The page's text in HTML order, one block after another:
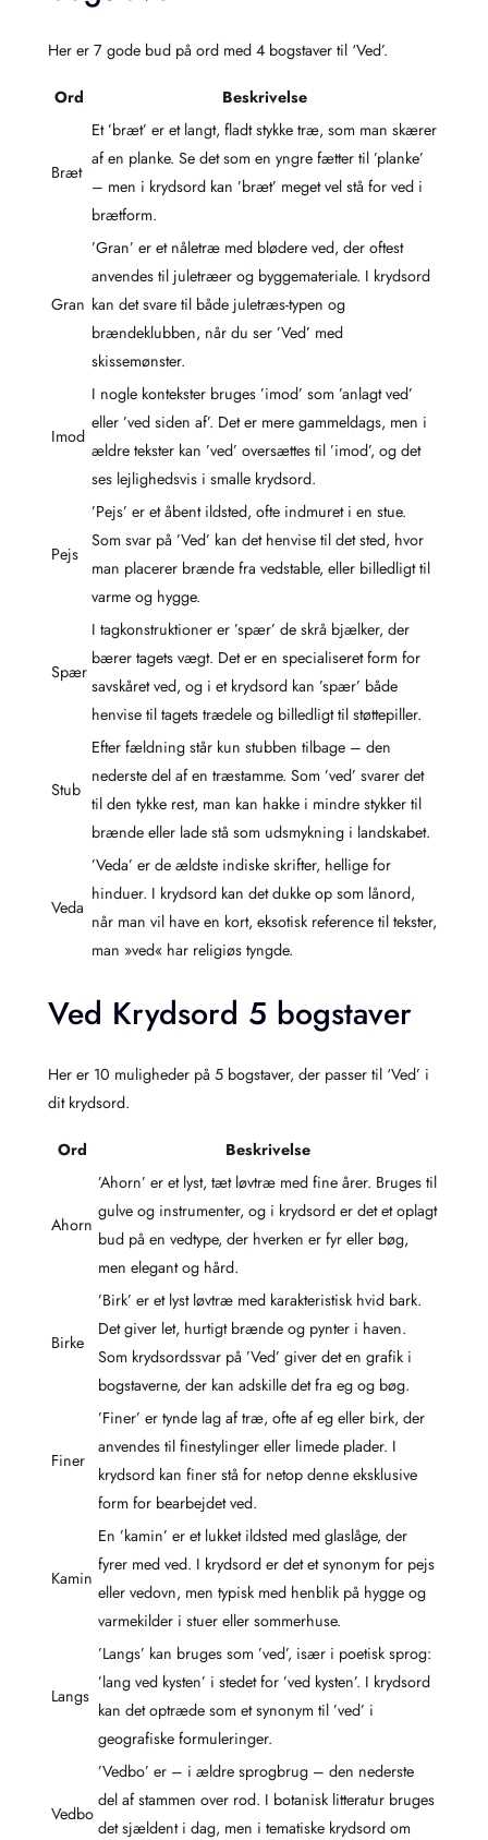
Her er 7 gode bud på ord med 4 bogstaver til ‘Ved’.
Ord Beskrivelse
Bræt
Et ’bræt’ er et langt, fladt stykke træ, som man skærer
af en planke. Se det som en yngre fætter til ’planke’
– men i krydsord kan ’bræt’ meget vel stå for ved i
brætform.
Gran
’Gran’ er et nåletræ med blødere ved, der oftest
anvendes til juletræer og byggemateriale. I krydsord
kan det svare til både juletræs-typen og
brændeklubben, når du ser ’Ved’ med
skissemønster.
Imod
I nogle kontekster bruges ’imod’ som ’anlagt ved’
eller ’ved siden af’. Det er mere gammeldags, men i
ældre tekster kan ’ved’ oversættes til ’imod’, og det
ses lejlighedsvis i smalle krydsord.
Pejs
’Pejs’ er et åbent ildsted, ofte indmuret i en stue.
Som svar på ’Ved’ kan det henvise til det sted, hvor
man placerer brænde fra vedstable, eller billedligt til
varme og hygge.
Spær
I tagkonstruktioner er ’spær’ de skrå bjælker, der
bærer tagets vægt. Det er en specialiseret form for
savskåret ved, og i et krydsord kan ’spær’ både
henvise til tagets trædele og billedligt til støttepiller.
Stub
Efter fældning står kun stubben tilbage – den
nederste del af en træstamme. Som ’ved’ svarer det
til den tykke rest, man kan hakke i mindre stykker til
brænde eller lade stå som udsmykning i landskabet.
Veda
’Veda’ er de ældste indiske skrifter, hellige for
hinduer. I krydsord kan det dukke op som lånord,
når man vil have en kort, eksotisk reference til tekster,
man »ved« har religiøs tyngde.
Ved Krydsord 5 bogstaver
Her er 10 muligheder på 5 bogstaver, der passer til ‘Ved’ i
dit krydsord.
Ord Beskrivelse
Ahorn
’Ahorn’ er et lyst, tæt løvtræ med fine årer. Bruges til
gulve og instrumenter, og i krydsord er det et oplagt
bud på en vedtype, der hverken er fyr eller bøg,
men elegant og hård.
Birke
’Birk’ er et lyst løvtræ med karakteristisk hvid bark.
Det giver let, hurtigt brænde og pynter i haven.
Som krydsordssvar på ’Ved’ giver det en grafik i
bogstaverne, der kan adskille det fra eg og bøg.
Finer
’Finer’ er tynde lag af træ, ofte af eg eller birk, der
anvendes til finestylinger eller limede plader. I
krydsord kan finer stå for netop denne eksklusive
form for bearbejdet ved.
Kamin
En ’kamin’ er et lukket ildsted med glaslåge, der
fyrer med ved. I krydsord er det et synonym for pejs
eller vedovn, men typisk med henblik på hygge og
varmekilder i stuer eller sommerhuse.
Langs
’Langs’ kan bruges som ’ved’, især i poetisk sprog:
’lang ved kysten’ i stedet for ’ved kysten’. I krydsord
kan det optræde som et synonym til ’ved’ i
geografiske formuleringer.
Vedbo
’Vedbo’ er – i ældre sprogbrug – den nederste
del af stammen over rod. I botanisk litteratur bruges
det sjældent i dag, men i tematiske krydsord om